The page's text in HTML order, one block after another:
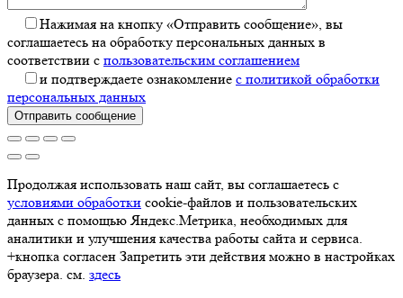
Нажимая на кнопку «Отправить сообщение», вы
соглашаетесь на обработку персональных данных в
соответствии с пользовательским соглашением
и подтверждаете ознакомление с политикой обработки
персональных данных
Отправить сообщение
Продолжая использовать наш сайт, вы соглашаетесь с
условиями обработки cookie-файлов и пользовательских
данных с помощью Яндекс.Метрика, необходимых для
аналитики и улучшения качества работы сайта и сервиса.
+кнопка согласен Запретить эти действия можно в настройках
браузера. см. здесь